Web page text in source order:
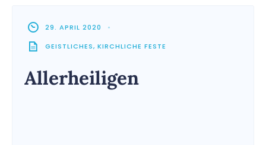
29. APRIL 2020
•
GEISTLICHES, KIRCHLICHE FESTE
Allerheiligen